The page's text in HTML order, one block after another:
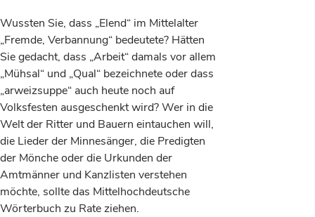
Wussten Sie, dass „Elend“ im Mittelalter
„Fremde, Verbannung“ bedeutete? Hätten
Sie gedacht, dass „Arbeit“ damals vor allem
„Mühsal“ und „Qual“ bezeichnete oder dass
„arweizsuppe“ auch heute noch auf
Volksfesten ausgeschenkt wird? Wer in die
Welt der Ritter und Bauern eintauchen will,
die Lieder der Minnesänger, die Predigten
der Mönche oder die Urkunden der
Amtmänner und Kanzlisten verstehen
möchte, sollte das Mittelhochdeutsche
Wörterbuch zu Rate ziehen.